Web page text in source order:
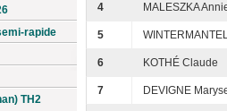
rapide
TH2
4 MALESZKA
5
6 KOTHÉ Claude
7 DEVIGNE